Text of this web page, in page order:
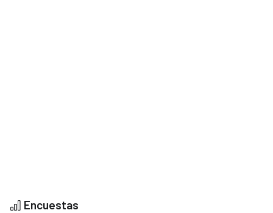
Encuestas